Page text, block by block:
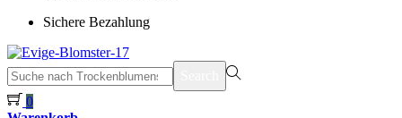
Sichere Bezahlung
suchen
nach>
0